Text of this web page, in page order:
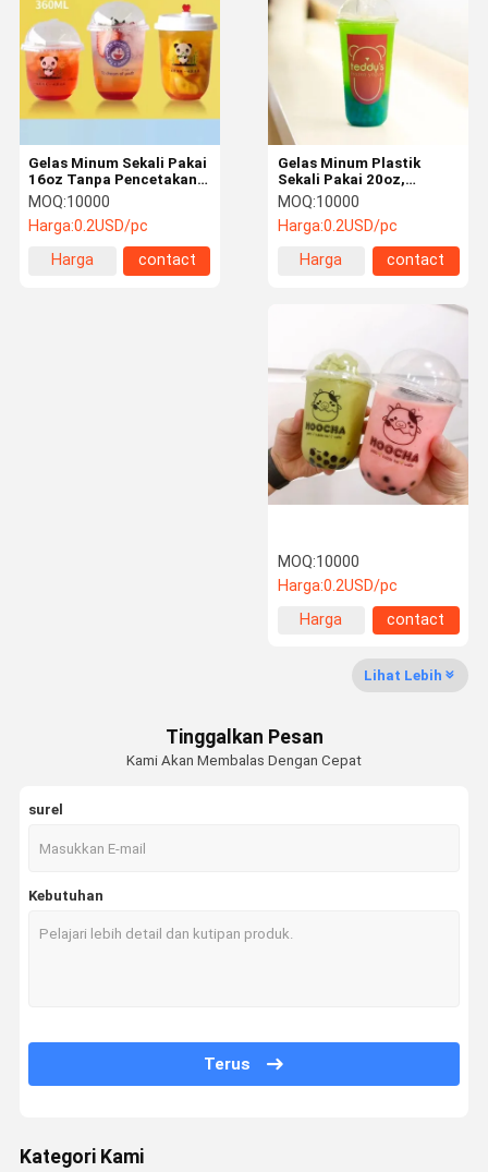
Tentang
Kami
Tur Pabrik
Kontrol
Hubungi
Kertas Tisu Serbet
Kotak Takeaway Kertas
Disposable Wadah Makanan
Tas Kemasan kustom
Pisau Sendok Garpu
Persediaan Sekali Pakai
Mesin Penyegel Cangkir
Gelas Minum Plastik
Sekali Pakai 20oz,
Bersertifikat FDA untuk
cangkir boba
MOQ:10000
Harga:0.2USD/pc
Harga
contact
Gelas Minum Sekali Pakai
16oz Tanpa Pencetakan
untuk Pelanggan B2B
MOQ:10000
Harga:0.2USD/pc
Harga
contact
MOQ:10000
Harga:0.2USD/pc
Harga
contact
Lihat Lebih
Tinggalkan Pesan
Kami Akan Membalas Dengan Cepat
surel
Kebutuhan
Terus
Kategori Kami